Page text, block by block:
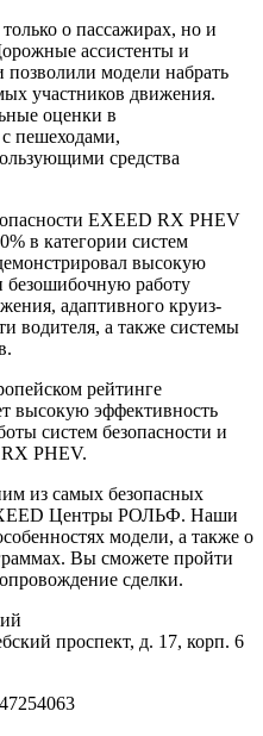
о пассажирах, но и
ассистенты и
позволили модели набрать
участников движения.
оценки в
пешеходами,
средства
EXEED RX PHEV
в категории систем
высокую
безошибочную работу
адаптивного круиз-
водителя, а также системы
рейтинге
высокую эффективность
систем безопасности и
PHEV.
из самых безопасных
Центры РОЛЬФ. Наши
модели, а также о
Вы сможете пройти
сделки.
проспект, д. 17, корп. 6